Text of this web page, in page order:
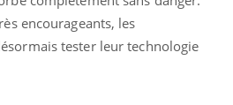
encourageants, les
tester leur technologie